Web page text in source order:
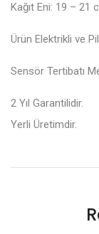
Kağıt Eni: 19 – 21
Ürün Elektrikli ve
Sensör Tertibatı
2 Yıl Garantilidir.
Yerli Üretimdir.